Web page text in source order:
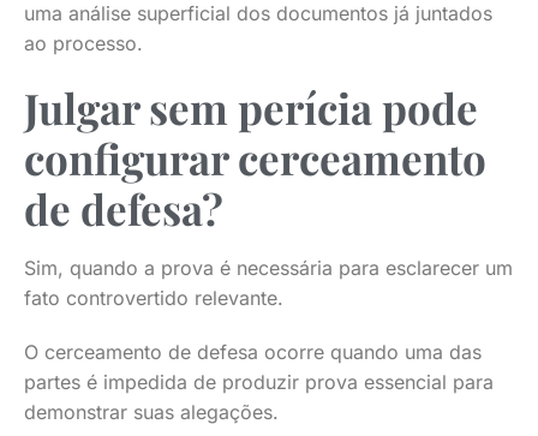
uma análise superficial dos documentos já juntados
ao processo.
Julgar sem perícia pode
configurar cerceamento
de defesa?
Sim, quando a prova é necessária para esclarecer um
fato controvertido relevante.
O cerceamento de defesa ocorre quando uma das
partes é impedida de produzir prova essencial para
demonstrar suas alegações.